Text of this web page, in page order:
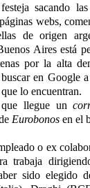
sacando
webs,
de origen
Aires está
por la alta
en Google
lo encuentran.
que llegue un
Eurobonos en el
o ex
trabaja
sido elegido